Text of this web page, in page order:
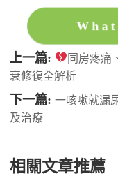
上一篇:
同房疼痛
衰修復全解析
下一篇: 一咳嗽就漏
及治療
相關文章推薦